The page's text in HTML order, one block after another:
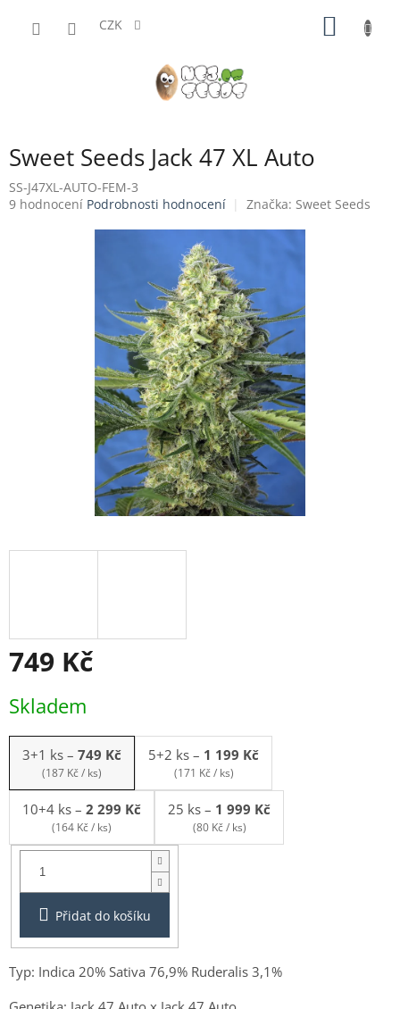
CZK
Sweet Seeds Jack 47 XL Auto
SS-J47XL-AUTO-FEM-3
Průměrné
9 hodnocení Podrobnosti hodnocení Značka: Sweet Seeds
749 Kč
cena:
Skladem
3+1 ks – 749 Kč
(187 Kč / ks)
5+2 ks – 1 199 Kč
(171 Kč / ks)
10+4 ks – 2 299 Kč
(164 Kč / ks)
25 ks – 1 999 Kč
(80 Kč / ks)
Balení:
3+1ks
Přidat do košíku
Typ: Indica 20% Sativa 76,9% Ruderalis 3,1%